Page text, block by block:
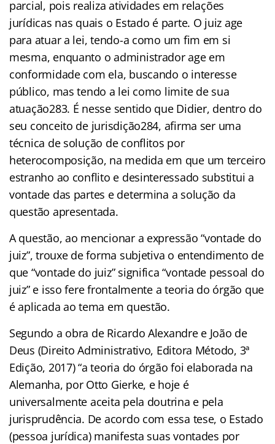
parcial, pois realiza atividades em relações
jurídicas nas quais o Estado é parte. O juiz age
para atuar a lei, tendo-a como um fim em si
mesma, enquanto o administrador age em
conformidade com ela, buscando o interesse
público, mas tendo a lei como limite de sua
atuação283. É nesse sentido que Didier, dentro do
seu conceito de jurisdição284, afirma ser uma
técnica de solução de conflitos por
heterocomposição, na medida em que um terceiro
estranho ao conflito e desinteressado substitui a
vontade das partes e determina a solução da
questão apresentada.
A questão, ao mencionar a expressão “vontade do
juiz”, trouxe de forma subjetiva o entendimento de
que “vontade do juiz” significa “vontade pessoal do
juiz” e isso fere frontalmente a teoria do órgão que
é aplicada ao tema em questão.
Segundo a obra de Ricardo Alexandre e João de
Deus (Direito Administrativo, Editora Método, 3ª
Edição, 2017) “a teoria do órgão foi elaborada na
Alemanha, por Otto Gierke, e hoje é
universalmente aceita pela doutrina e pela
jurisprudência. De acordo com essa tese, o Estado
(pessoa jurídica) manifesta suas vontades por